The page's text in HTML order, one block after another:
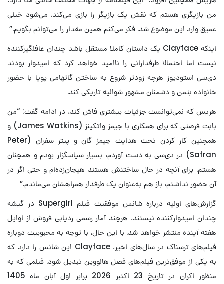
من بازیگری هستم که نقش یک بازیگر را بازی می‌کند. می‌شود خیلی
عمیق وارد این موضوع شد. فکر می‌کنم همین مقدار را می‌توانم بگویم.”
اینکه Clayface یک داستان کاملا مستقل باشد چندان غافلگیرکننده
نیست اما احتمالا طرفدارانی را ناامید خواهد کرد که امیدوار بودند
دی‌سی استودیوز هرچه زودتر شروع به ساختن گاتهامی پویا با حضور
خانواده بتمن و دشمنان مشهور شوالیه تاریکی کند.
هریس که نمی‌توانست جزئیات بیشتری فاش کند، در ادامه گفت: “من
بابت فرصتی که برای همکاری با جیمز واتکینز (James Watkins) و
همچنین کار کردن تحت هدایت جیمز گان و پیتر سفران (Peter
Safran) در دی‌سی به دست آوردم، بسیار سپاسگزار بودم و همچنان
هستم. برای آنچه در حال ساختنش هستند هیجان‌زده‌ام و حتی اگر در
آن حضور نداشتم، باز هم به‌عنوان یک طرفدار همراهشان می‌ماندم.”
گزارش‌های اولیه درباره شانس موفقیت فیلم Supergirl در گیشه
چندان امیدوارکننده نیستند، هرچند آمار رسمی ردیابی فروش از اوایل
هفته آینده منتشر خواهد شد. با این حال، با توجه به محبوبیت دوباره
فیلم‌های ترسناک در سال‌های اخیر، Clayface این شانس را دارد که
به یکی از موفق‌ترین فیلم‌های فصل هالووین تبدیل شود. فیلمی که به
منظور اکران در تاریخ 23 اکتبر 2026 برابر اول آبان ماه 1405